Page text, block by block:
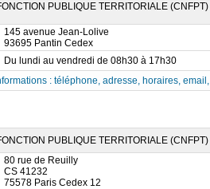
PUBLIQUE TERRITORIALE
145 avenue Jean-Lolive
93695 Pantin Cedex
Du lundi au vendredi de 08h30 à 17h30
: téléphone, adresse, horaires,
PUBLIQUE TERRITORIALE
80 rue de Reuilly
CS 41232
75578 Paris Cedex 12